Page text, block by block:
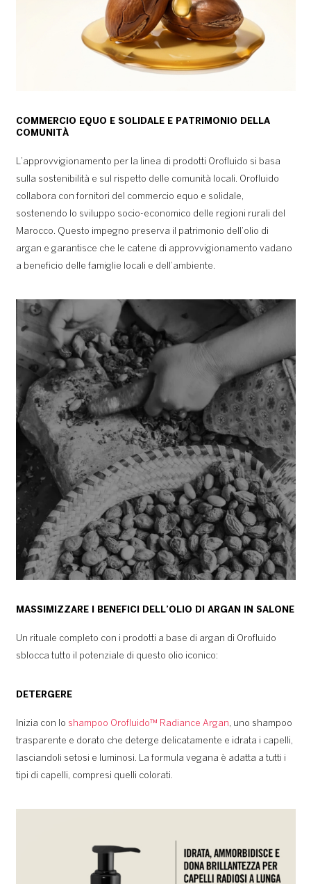
COMMERCIO EQUO E SOLIDALE E PATRIMONIO DELLA
COMUNITÀ
L’approvvigionamento per la linea di prodotti Orofluido si basa
sulla sostenibilità e sul rispetto delle comunità locali. Orofluido
collabora con fornitori del commercio equo e solidale,
sostenendo lo sviluppo socio-economico delle regioni rurali del
Marocco. Questo impegno preserva il patrimonio dell’olio di
argan e garantisce che le catene di approvvigionamento vadano
a beneficio delle famiglie locali e dell’ambiente.
MASSIMIZZARE I BENEFICI DELL’OLIO DI ARGAN IN SALONE
Un rituale completo con i prodotti a base di argan di Orofluido
sblocca tutto il potenziale di questo olio iconico:
DETERGERE
Inizia con lo shampoo Orofluido™ Radiance Argan, uno shampoo
trasparente e dorato che deterge delicatamente e idrata i capelli,
lasciandoli setosi e luminosi. La formula vegana è adatta a tutti i
tipi di capelli, compresi quelli colorati.